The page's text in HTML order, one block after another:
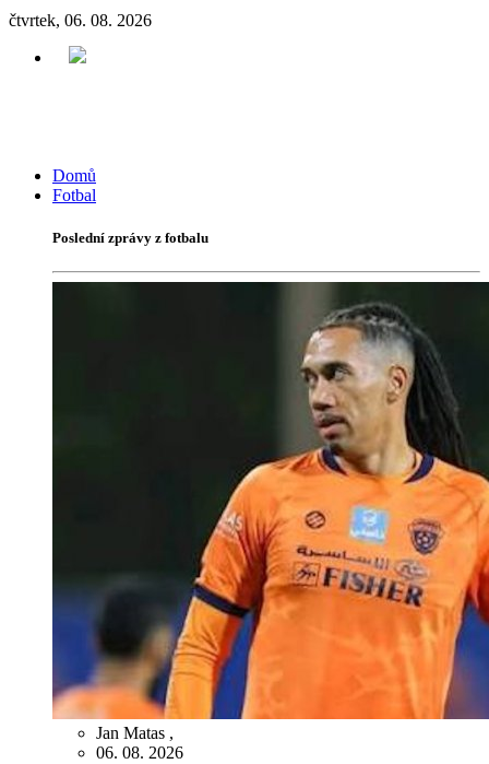
čtvrtek, 06. 08. 2026
Domů
Fotbal
Poslední zprávy z fotbalu
Jan Matas ,
06. 08. 2026